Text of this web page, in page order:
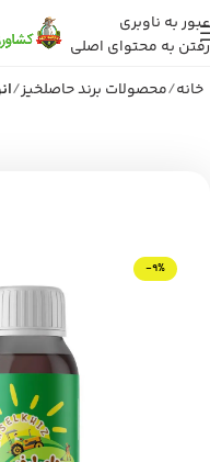
عبور به ناوبری
رفتن به محتوای اصلی
خانه محصولات برند حاصلخیز
-9%